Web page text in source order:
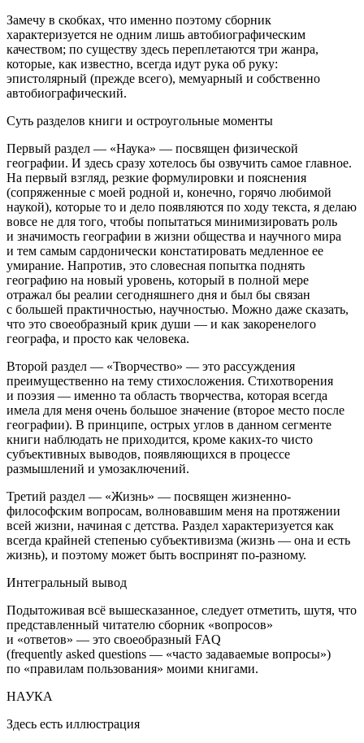
Замечу в скобках, что именно поэтому сборник
характеризуется не одним лишь автобиографическим
качеством; по существу здесь переплетаются три жанра,
которые, как известно, всегда идут рука об руку:
эпистолярный (прежде всего), мемуарный и собственно
автобиографический.
Суть разделов книги и остроугольные моменты
Первый раздел — «Наука» — посвящен физической
географии. И здесь сразу хотелось бы озвучить самое главное.
На первый взгляд, резкие формулировки и пояснения
(сопряженные с моей родной и, конечно, горячо любимой
наукой), которые то и дело появляются по ходу текста, я делаю
вовсе не для того, чтобы попытаться минимизировать роль
и значимость географии в жизни общества и научного мира
и тем самым сардонически констатировать медленное ее
умирание. Напротив, это словесная попытка поднять
географию на новый уровень, который в полной мере
отражал бы реалии сегодняшнего дня и был бы связан
с большей практичностью, научностью. Можно даже сказать,
что это своеобразный крик души — и как закоренелого
географа, и просто как человека.
Второй раздел — «Творчество» — это рассуждения
преимущественно на тему стихосложения. Стихотворения
и поэзия — именно та область творчества, которая всегда
имела для меня очень большое значение (второе место после
географии). В принципе, острых углов в данном сегменте
книги наблюдать не приходится, кроме каких-то чисто
субъективных выводов, появляющихся в процессе
размышлений и умозаключений.
Третий раздел — «Жизнь» — посвящен жизненно-
философским вопросам, волновавшим меня на протяжении
всей жизни, начиная с детства. Раздел характеризуется как
всегда крайней степенью субъективизма (жизнь — она и есть
жизнь), и поэтому может быть воспринят по-разному.
Интегральный вывод
Подытоживая всё вышесказанное, следует отметить, шутя, что
представленный читателю сборник «вопросов»
и «ответов» — это своеобразный FAQ
(frequently asked questions — «часто задаваемые вопросы»)
по «правилам пользования» моими книгами.
НАУКА
Здесь есть иллюстрация